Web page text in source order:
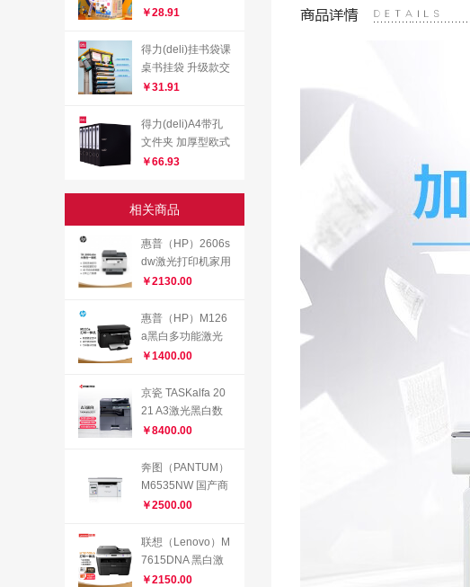
章头学生水彩笔 儿
0699
￥28.91
得力(deli)挂书袋课
桌书挂袋 升级款交
叉收纳书桌挂袋 书
器 加厚款黑色723
64
￥31.91
得力(deli)A4带孔
文件夹 加厚型欧式
快劳夹 6个特惠装
￥66.93
相关商品
惠普（HP）2606s
dw激光打印机家用
自动双面无线 连续
印机办公 12000页
畅打
￥2130.00
惠普（HP）M126
a黑白多功能激光
打印机（打印 复印
132a
￥1400.00
京瓷 TASKalfa 20
21 A3激光黑白数
码复合机办公网络
+输稿器（自动连
续双面复印打印）
￥8400.00
奔图（PANTUM）
M6535NW 国产商
业黑白A4激光多功
印/扫描） M6535
NW（WIFI无线打
印机）
￥2500.00
联想（Lenovo）M
7615DNA 黑白激
光多功能一体机 自
￥2150.00